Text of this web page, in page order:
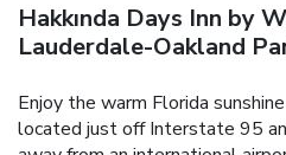
Hakkında Days Inn by
Lauderdale-Oakland
Enjoy the warm Florida
located just off Interstate 95